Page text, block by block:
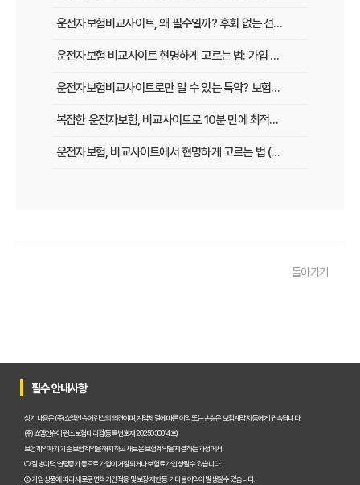
운전자보험비교사이트, 왜 필수일까? 후회 없는 선택을 위한 3가지 핵심 질문
운전자보험 비교사이트 현명하게 고르는 법: 가입 전 놓치지 말아야 할 체크리스트
운전자보험비교사이트로만 알 수 있는 특약? 보험료 절감 비법 공개
복잡한 운전자보험, 비교사이트로 10분 만에 최적의 설계 끝내는 법
운전자보험, 비교사이트에서 현명하게 고르는 법 (보장 VS 가격)
돌아가기
필수 안내사항
상기 내용은 (주)쇼엠인슈어런스의 의견이며, 계약체결에 따른 이익 또는 손실은 보험계약자 등에게 귀속됩니다.
(주)쇼엠인슈어런스 보험대리점(등록번호 제2025030014호)
보험계약자가 기존 보험계약을 해지하고 새로운 보험계약을 체결하는 과정에서
① 질병이력, 연령증가 등으로 가입이 거절되거나 보험료가 인상될 수 있습니다.
② 가입 상품에 따라 새로운 면책기간 적용 및 보장 제한 등 기타 불이익이 발생할 수 있습니다.